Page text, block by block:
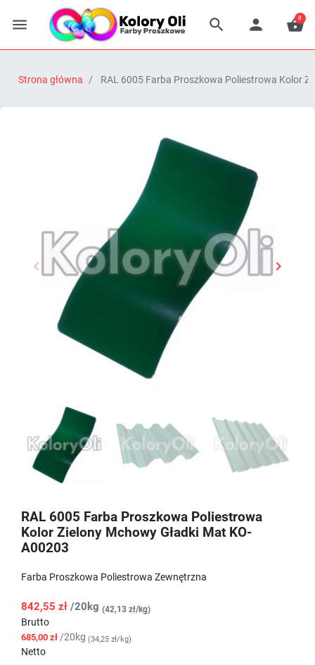
   
0
Strona główna RAL 6005 Farba Proszkowa Poliestrowa Kolor
Poprzedni
 
RAL 6005 Farba Proszkowa Poliestrowa
Kolor Zielony Mchowy Gładki Mat KO-
A00203
Farba Proszkowa Poliestrowa Zewnętrzna
842,55 zł /20kg (42,13 zł/kg)
Brutto
685,00 zł /20kg (34,25 zł/kg)
Netto